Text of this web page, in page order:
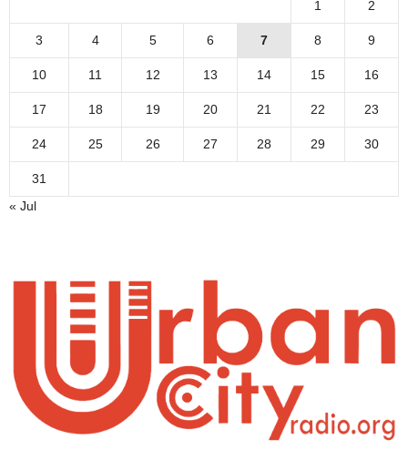
1 2
3 4 5 6 7 8 9
10 11 12 13 14 15 16
17 18 19 20 21 22 23
24 25 26 27 28 29 30
31
« Jul